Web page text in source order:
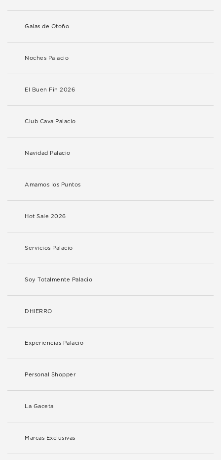
Galas de Otoño
Noches Palacio
El Buen Fin 2026
Club Cava Palacio
Navidad Palacio
Amamos los Puntos
Hot Sale 2026
Servicios Palacio
Soy Totalmente Palacio
DHIERRO
Experiencias Palacio
Personal Shopper
La Gaceta
Marcas Exclusivas